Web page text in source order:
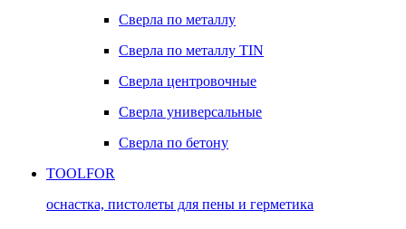
Сверла по металлу
Сверла по металлу TIN
Сверла центровочные
Сверла универсальные
Сверла по бетону
TOOLFOR
оснастка, пистолеты для пены и герметика